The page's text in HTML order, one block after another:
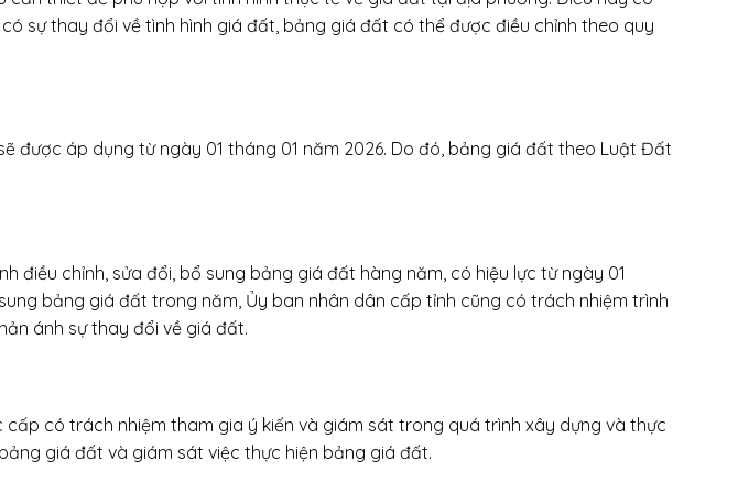
sự thay đổi về tình hình giá đất, bảng giá đất có thể được điều chỉnh theo quy
được áp dụng từ ngày 01 tháng 01 năm 2026. Do đó, bảng giá đất theo Luật Đất
chỉnh, sửa đổi, bổ sung bảng giá đất hàng năm, có hiệu lực từ ngày 01
bảng giá đất trong năm, Ủy ban nhân dân cấp tỉnh cũng có trách nhiệm trình
ánh sự thay đổi về giá đất.
có trách nhiệm tham gia ý kiến và giám sát trong quá trình xây dựng và thực
giá đất và giám sát việc thực hiện bảng giá đất.